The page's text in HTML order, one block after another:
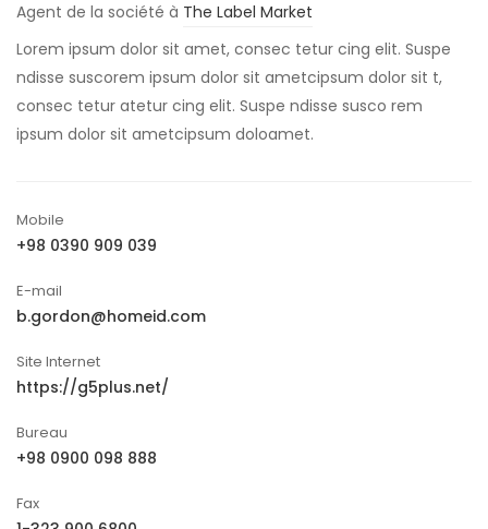
Agent de la société à The Label Market
Lorem ipsum dolor sit amet, consec tetur cing elit. Suspe
ndisse suscorem ipsum dolor sit ametcipsum dolor sit t,
consec tetur atetur cing elit. Suspe ndisse susco rem
ipsum dolor sit ametcipsum doloamet.
Mobile
+98 0390 909 039
E-mail
b.gordon@homeid.com
Site Internet
https://g5plus.net/
Bureau
+98 0900 098 888
Fax